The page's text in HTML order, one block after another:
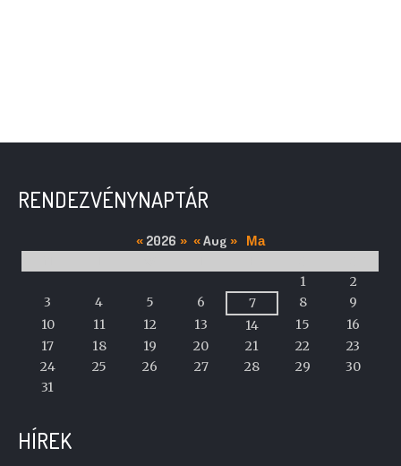
RENDEZVÉNYNAPTÁR
calendar
events
« 2026 » « Aug » Ma
1
2
3
4 5 6 7 8
9
10
11 12 13 14 15
16
17
18 19 20 21 22
23
24
25 26 27 28 29
30
31
HÍREK